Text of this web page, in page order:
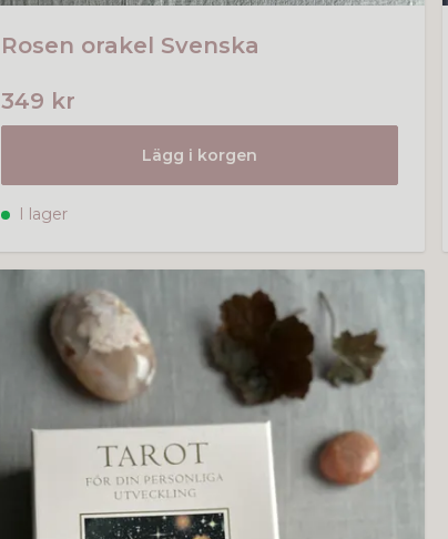
Rosen orakel Svenska
349 kr
Lägg i korgen
I lager